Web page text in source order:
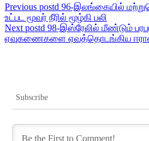
Post
navigation
Previous postd 96-இலங்கையில்
உட்பட மூவர் நீரில் மூழ்கி பலி
Next postd 98-இஸ்ரேலில் மீண்டும்
ஏவுகணைகளை ஏவத்தொடங்கிய
Subscribe